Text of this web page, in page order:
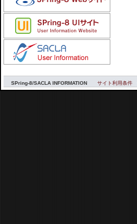
SPring-8/SACLA INFORMATION サイト利用条件